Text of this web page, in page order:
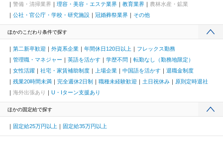
警備・清掃業界
理容・美容・エステ業界 教育業界
農林水産・鉱業
公社・官公庁・学校・研究施設
冠婚葬祭業界 その他
ほかのこだわり条件で探す
第二新卒歓迎 外資系企業 年間休日120日以上
フレックス勤務
管理職・マネジャー
英語を活かす 学歴不問
転勤なし（勤務地限定）
女性活躍
社宅・家賃補助制度 上場企業 中国語を活かす
退職金制度
残業20時間未満
完全週休2日制 職種未経験歓迎 土日祝休み
原則定時退社
海外出張あり
U・Iターン支援あり
ほかの固定給で探す
固定給25万円以上 固定給35万円以上